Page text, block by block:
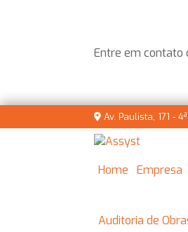
Entre em contato
Av. Paulista, 171 -
Home
Empresa
Auditoria de